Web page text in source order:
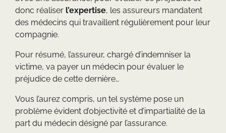
donc réaliser l’expertise, les assureurs mandatent
des médecins qui travaillent régulièrement pour leur
compagnie.
Pour résumé, l’assureur, chargé d’indemniser la
victime, va payer un médecin pour évaluer le
préjudice de cette dernière…
Vous l’aurez compris, un tel système pose un
problème évident d’objectivité et d’impartialité de la
part du médecin désigné par l’assurance.